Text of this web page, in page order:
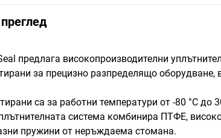
предлага високопроизводителни
за прецизно разпределящо оборудване,
са за работни температури от -80 °C
система комбинира ПТФЕ,
пружини от неръждаема стомана.